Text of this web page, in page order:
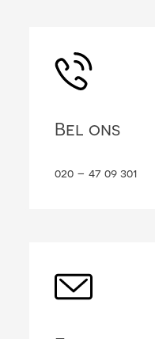
Bel ons
020 – 47 09 301